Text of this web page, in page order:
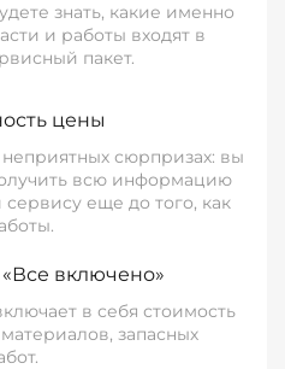
знать, какие именно
и работы входят в
пакет.
цены
неприятных сюрпризах: вы
всю информацию
еще до того, как
включено»
в себя стоимость
запасных